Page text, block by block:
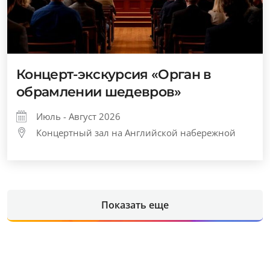
Концерт-экскурсия «Орган в
обрамлении шедевров»
Июль - Август 2026
Концертный зал на Английской набережной
Показать еще